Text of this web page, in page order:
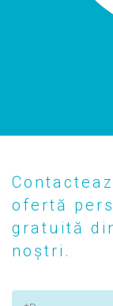
ofertă
gratuită
noștri.